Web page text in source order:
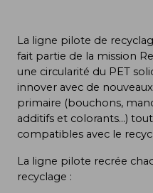
La ligne pilote de
fait partie de la mission
une circularité du PET
innover avec de
primaire (bouchons,
additifs et colorants…)
compatibles avec le
La ligne pilote recrée
recyclage :